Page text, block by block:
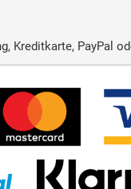
Kreditkarte, PayPal